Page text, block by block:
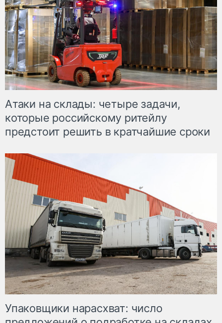
Атаки на склады: четыре задачи,
которые российскому ритейлу
предстоит решить в кратчайшие сроки
Упаковщики нарасхват: число